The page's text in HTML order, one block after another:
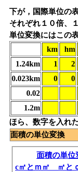
下が，国際単位の
それぞれ１０倍、
単位変換にはこの
km
hm
1.24km
1 2
0.023km
0 0
0.02
1.2m
ほら、数字を入れ
面積の単位変換
面積の単位
c㎡とｍ㎡ ㎡と